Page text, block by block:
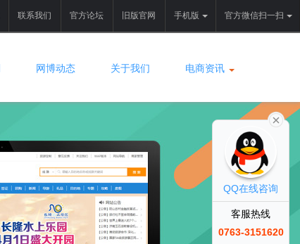
联系我们 官方论坛 旧版官网 手机版 官方微信扫一扫
网博动态 关于我们 电商资讯
QQ在线咨询
客服热线
0763-3151620